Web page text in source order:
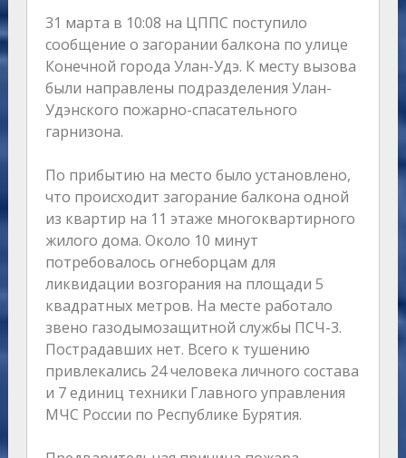
31 марта в 10:08 на ЦППС поступило
сообщение о загорании балкона по улице
Конечной города Улан-Удэ. К месту вызова
были направлены подразделения Улан-
Удэнского пожарно-спасательного
гарнизона.
По прибытию на место было установлено,
что происходит загорание балкона одной
из квартир на 11 этаже многоквартирного
жилого дома. Около 10 минут
потребовалось огнеборцам для
ликвидации возгорания на площади 5
квадратных метров. На месте работало
звено газодымозащитной службы ПСЧ-3.
Пострадавших нет. Всего к тушению
привлекались 24 человека личного состава
и 7 единиц техники Главного управления
МЧС России по Республике Бурятия.